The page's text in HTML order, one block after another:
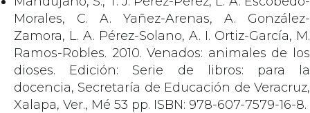
Morales, C. A. Yañez-Arenas, A. González-
Zamora, L. A. Pérez-Solano, A. I. Ortiz-García, M.
Ramos-Robles. 2010. Venados: animales de los
dioses. Edición: Serie de libros: para la
docencia, Secretaría de Educación de Veracruz,
Xalapa, Ver., Mé 53 pp. ISBN: 978-607-7579-16-8.